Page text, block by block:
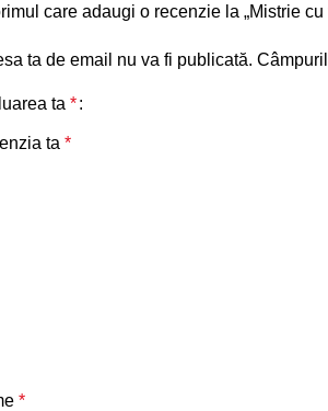
care adaugi o recenzie la „Mistrie
ta de email nu va fi publicată.
ta *
ta *
*